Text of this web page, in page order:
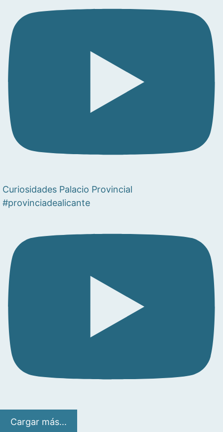
Curiosidades Palacio Provincial
#provinciadealicante
Cargar más...